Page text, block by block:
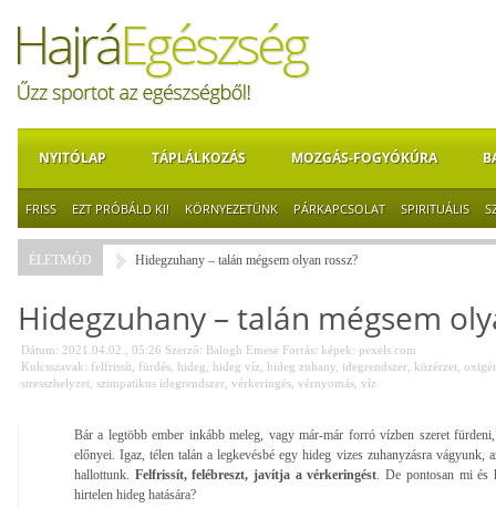
NYITÓLAP TÁPLÁLKOZÁS MOZGÁS-FOGYÓKÚRA
FRISS EZT PRÓBÁLD KI! KÖRNYEZETÜNK PÁRKAPCSOLAT SPIRITUÁLIS
ÉLETMÓD Hidegzuhany – talán mégsem olyan rossz?
Hidegzuhany – talán mégsem
Dátum: 2021.04.02., 05:26 Szerző: Balogh Emese Forrás: képek: pexels.com
Kulcsszavak: felfrissít fürdés hideg hideg víz hideg zuhany idegrendszer közérzet
stresszhelyzet szimpatikus idegrendszer vérkeringés vérnyomás víz
Bár a legtöbb ember inkább meleg, vagy már-már forró vízben szeret
előnyei. Igaz, télen talán a legkevésbé egy hideg vizes zuhanyzásra vágyunk,
hallottunk. Felfrissít, felébreszt, javítja a vérkeringést . De pontosan mi és
hirtelen hideg hatására?